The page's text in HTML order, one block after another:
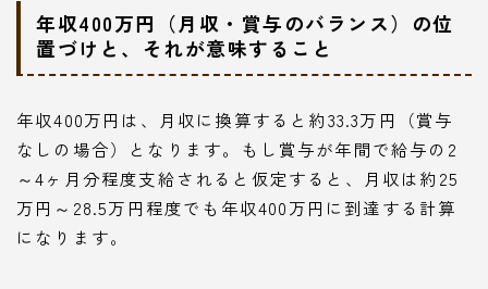
年収400万円（月収・賞与のバランス）の位
置づけと、それが意味すること
年収400万円は、月収に換算すると約33.3万円（賞与
なしの場合）となります。もし賞与が年間で給与の2
～4ヶ月分程度支給されると仮定すると、月収は約25
万円～28.5万円程度でも年収400万円に到達する計算
になります。